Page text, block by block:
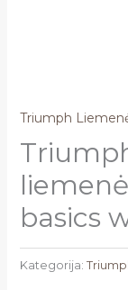
Triumph
basics
Kategorija: